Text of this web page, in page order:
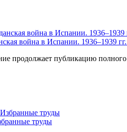
война в Испании. 1936–1939
продолжает публикацию
труды